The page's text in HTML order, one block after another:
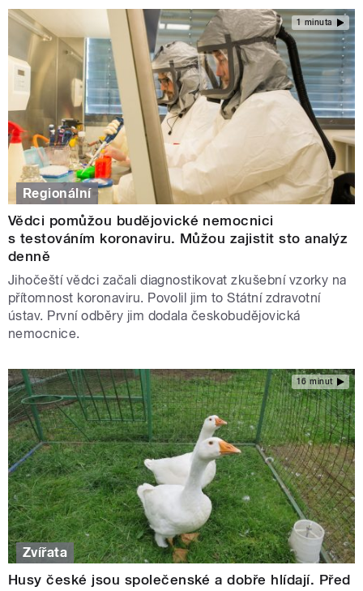
1 minuta
Regionální
Vědci pomůžou budějovické nemocnici
s testováním koronaviru. Můžou zajistit sto analýz
denně
Jihočeští vědci začali diagnostikovat zkušební vzorky na
přítomnost koronaviru. Povolil jim to Státní zdravotní
ústav. První odběry jim dodala českobudějovická
nemocnice.
16 minut
Zvířata
Husy české jsou společenské a dobře hlídají. Před